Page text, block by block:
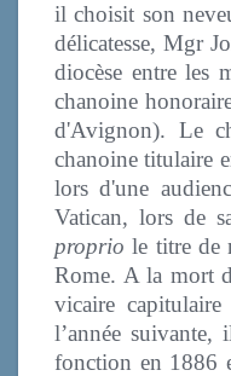
il choisit son
délicatesse, Mgr
diocèse entre les
chanoine
d'Avignon). Le
chanoine titulaire
lors d'une
Vatican, lors de
proprio le titre de
Rome. A la mort
vicaire
l’année suivante,
fonction en 1886